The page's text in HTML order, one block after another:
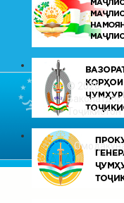
© 2026
Тоҷикистон